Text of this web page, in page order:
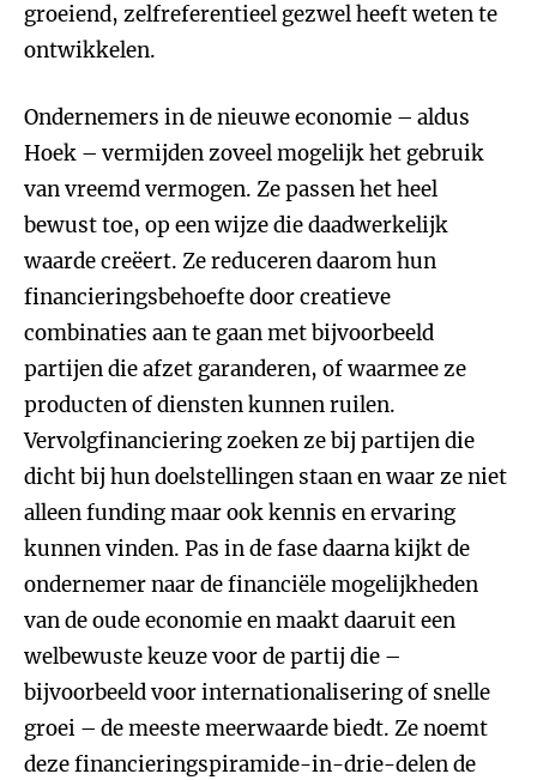
groeiend, zelfreferentieel gezwel heeft weten te
ontwikkelen.
Ondernemers in de nieuwe economie – aldus
Hoek – vermijden zoveel mogelijk het gebruik
van vreemd vermogen. Ze passen het heel
bewust toe, op een wijze die daadwerkelijk
waarde creëert. Ze reduceren daarom hun
financieringsbehoefte door creatieve
combinaties aan te gaan met bijvoorbeeld
partijen die afzet garanderen, of waarmee ze
producten of diensten kunnen ruilen.
Vervolgfinanciering zoeken ze bij partijen die
dicht bij hun doelstellingen staan en waar ze niet
alleen funding maar ook kennis en ervaring
kunnen vinden. Pas in de fase daarna kijkt de
ondernemer naar de financiële mogelijkheden
van de oude economie en maakt daaruit een
welbewuste keuze voor de partij die –
bijvoorbeeld voor internationalisering of snelle
groei – de meeste meerwaarde biedt. Ze noemt
deze financieringspiramide-in-drie-delen de